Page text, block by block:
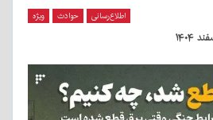
اطلاع‌رسانی حوادث ویژه